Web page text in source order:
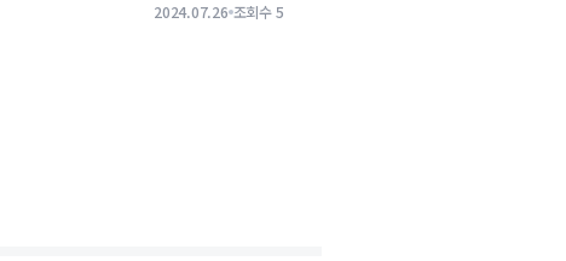
2024.07.26 조회수 5